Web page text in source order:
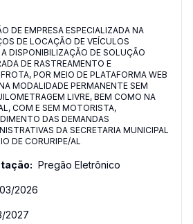
DE EMPRESA ESPECIALIZADA NA
DE LOCAÇÃO DE VEÍCULOS
DISPONIBILIZAÇÃO DE SOLUÇÃO
DE RASTREAMENTO E
POR MEIO DE PLATAFORMA WEB
MODALIDADE PERMANENTE SEM
LIVRE, BEM COMO NA
COM E SEM MOTORISTA,
DAS DEMANDAS
DA SECRETARIA MUNICIPAL
DE CORURIPE/AL
Pregão Eletrônico
2026
2027